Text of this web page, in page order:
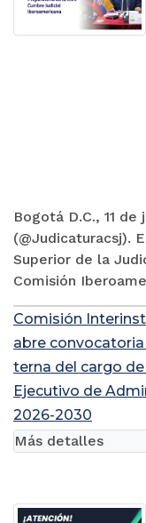
Bogotá D.C., 11 de
(@Judicaturacsj).
Superior de la
Comisión
Comisión
abre
terna del cargo
Ejecutivo de
2026-2030
Más detalles